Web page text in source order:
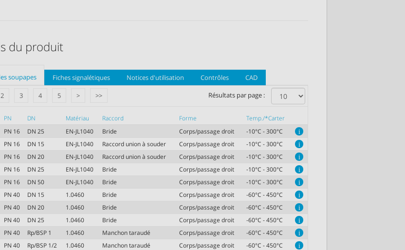
du produit
soupapes Fiches signalétiques Notices d'utilisation Contrôles CAD
2 3 4 5 > >> Résultats par page :
PN DN Matériau Raccord Forme Temp./*Carter
PN 16 DN 25 EN-JL1040 Bride Corps/passage droit -10°C - 300°C i
PN 16 DN 15 EN-JL1040 Raccord union à souder Corps/passage droit -10°C - 300°C i
PN 16 DN 20 EN-JL1040 Raccord union à souder Corps/passage droit -10°C - 300°C i
PN 16 DN 25 EN-JL1040 Bride Corps/passage droit -10°C - 300°C i
PN 16 DN 50 EN-JL1040 Bride Corps/passage droit -10°C - 300°C i
PN 40 DN 15 1.0460 Bride Corps/passage droit -60°C - 450°C i
PN 40 DN 20 1.0460 Bride Corps/passage droit -60°C - 450°C i
PN 40 DN 25 1.0460 Bride Corps/passage droit -60°C - 450°C i
PN 40 Rp/BSP 1 1.0460 Manchon taraudé Corps/passage droit -60°C - 450°C i
PN 40 Rp/BSP 1/2 1.0460 Manchon taraudé Corps/passage droit -60°C - 450°C i